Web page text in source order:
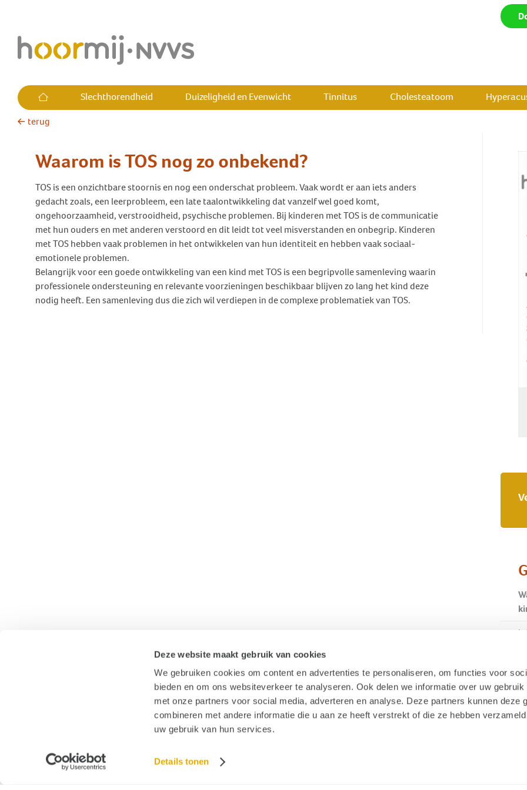
Deze website maakt gebruik van cookies
We gebruiken cookies om content en advertenties te personaliseren, om functies voor
bieden en om ons websiteverkeer te analyseren. Ook delen we informatie over uw
met onze partners voor social media, adverteren en analyse. Deze partners kunnen deze
combineren met andere informatie die u aan ze heeft verstrekt of die ze hebben
uw gebruik van hun services.
Details tonen
Slechthorendheid
Wat is slechthorendheid?
Ben ik slechthorend?
Hoe hoort het op de werkvloer?
Een klacht over je audicien?
Cochleair Implantaat (CI)
Botverankerd hoorsysteem
(BCD)
Duizeligheid en Evenwicht
Vraagbaak
Plotselinge (draai)duizeligheid
Terugkerende
(draai)duizeligheid
Uitval evenwichtsfunctie
Behandeling Duizeligheid en
Evenwicht
Ervaringsverhalen Duizeligheid
Tinnitus
Wat is tinnitus?
Leven met tinnitus
Kinderen met tinnitus
Jongeren met tinnitus
Leidraad tinnitus huisartsen
Wat doen wij voor jou?
Vraagbaak
Cholesteatoom
Wat is cholesteatoom
cholesteatoom
Wat is hyperacusis?
Leven met hyperacusis
Vraagbaak
Wat bereikt Hoormij∙NVVS?
Word lid of donateur
Ambassadeurs
Commissies
Hoormij∙NVVS in het land
Vrijwilligers
Klachten en geschillen
terug
Waarom is TOS nog zo onbekend?
TOS is een onzichtbare stoornis en nog een onderschat probleem. Vaak wordt er aan iets anders
gedacht zoals, een leerprobleem, een late taalontwikkeling dat vanzelf wel goed komt,
ongehoorzaamheid, verstrooidheid, psychische problemen. Bij kinderen met TOS is de communicatie
met hun ouders en met anderen verstoord en dit leidt tot veel misverstanden en onbegrip. Kinderen
met TOS hebben vaak problemen in het ontwikkelen van hun identiteit en hebben vaak sociaal-
emotionele problemen.
Belangrijk voor een goede ontwikkeling van een kind met TOS is een begripvolle samenleving waarin
professionele ondersteuning en relevante voorzieningen beschikbaar blijven zo lang het kind deze
nodig heeft. Een samenleving dus die zich wil verdiepen in de complexe problematiek van TOS.
© 2026 Stichting Hoormij